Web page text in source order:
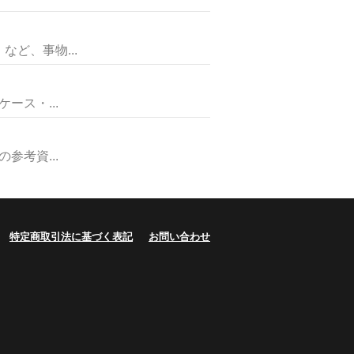
ど、事物...
ース・...
参考資...
特定商取引法に基づく表記 お問い合わせ